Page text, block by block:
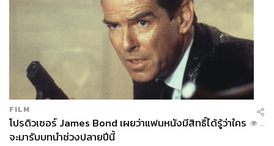
FILM
โปรดิวเซอร์ James Bond เผยว่าแฟนหนังมีสิทธิ์ได้รู้ว่าใคร
จะมารับบทนำช่วงปลายปีนี้
...